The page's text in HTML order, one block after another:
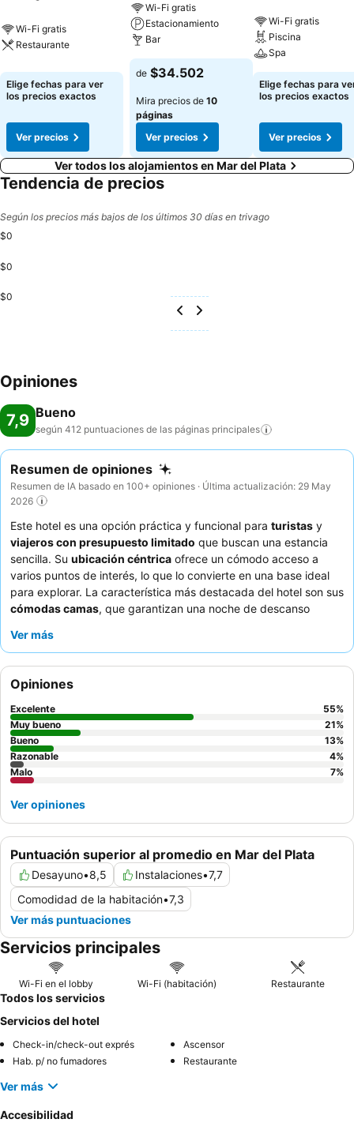
Wi-Fi gratis
Restaurante
Elige fechas para ver
los precios exactos
Ver precios
Wi-Fi gratis
Estacionamiento
Bar
de $34.502
Mira precios de 10
páginas
Ver precios
Wi-Fi gratis
Piscina
Spa
Elige fechas para
los precios exactos
Ver precios
Ver todos los alojamientos en Mar del Plata
Tendencia de precios
Según los precios más bajos de los últimos 30 días en trivago
$0
$0
$0
Opiniones
7,9 Bueno
según 412 puntuaciones de las páginas principales
Resumen de opiniones
Resumen de IA basado en 100+ opiniones · Última actualización: 29 May
2026
Este hotel es una opción práctica y funcional para turistas y
viajeros con presupuesto limitado que buscan una estancia
sencilla. Su ubicación céntrica ofrece un cómodo acceso a
varios puntos de interés, lo que lo convierte en una base ideal
para explorar. La característica más destacada del hotel son sus
cómodas camas, que garantizan una noche de descanso
constantemente al
experiencia más tranquila, los huéspedes pueden preferir las
habitaciones con vistas al jardín.
Ver más
Puntuación superior al promedio en Mar del Plata
Desayuno•8,5 Instalaciones•7,7
Comodidad de la habitación•7,3
Ver más puntuaciones
Opiniones
Excelente 55%
Muy bueno
21%
Bueno
13%
Razonable
4%
Malo
7%
Ver opiniones
Servicios principales
Wi-Fi en el lobby Wi-Fi (habitación) Restaurante
Todos los servicios
Servicios del hotel
Check-in/check-out exprés
Ascensor
Hab. p/ no fumadores
Restaurante
Ver más
Accesibilidad